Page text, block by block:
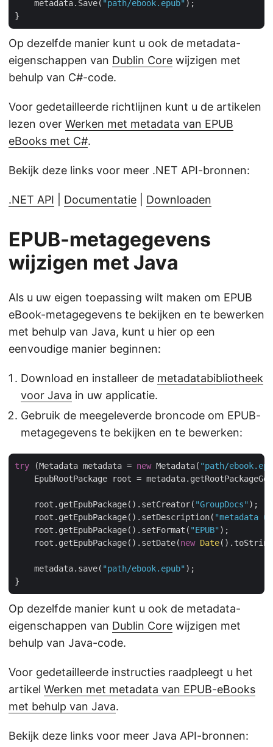
    metadata.Save(
"path/ebook.epub" );
Op dezelfde manier kunt u ook de metadata-
eigenschappen van Dublin Core wijzigen met
behulp van C#-code.
Voor gedetailleerde richtlijnen kunt u de artikelen
lezen over Werken met metadata van EPUB
eBooks met C#.
Bekijk deze links voor meer .NET API-bronnen:
.NET API Documentatie Downloaden
EPUB-metagegevens
wijzigen met Java
Als u uw eigen toepassing wilt maken om EPUB
eBook-metagegevens te bekijken en te bewerken
met behulp van Java, kunt u hier op een
eenvoudige manier beginnen:
Download en installeer de metadatabibliotheek
voor Java in uw applicatie.
Gebruik de meegeleverde broncode om EPUB-
metagegevens te bekijken en te bewerken:
try (Metadata metadata = new Metadata( "path/
EpubRootPackage root =
    root.getEpubPackage().setCreator(
"GroupDocs" );
    root.getEpubPackage().setDescription(
"metadata
    root.getEpubPackage().setFormat(
"EPUB" );
    root.getEpubPackage().setDate(
new Date
    metadata.save(
"path/ebook.epub" );
Op dezelfde manier kunt u ook de metadata-
eigenschappen van Dublin Core wijzigen met
behulp van Java-code.
Voor gedetailleerde instructies raadpleegt u het
artikel Werken met metadata van EPUB-eBooks
met behulp van Java.
Bekijk deze links voor meer Java API-bronnen: